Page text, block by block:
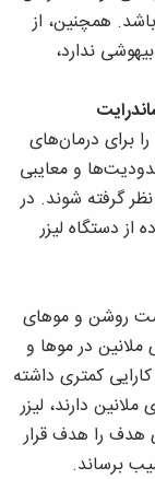
همچنین، از
ندارد،
را برای درمان‌های
و معایبی
گرفته شوند. در
دستگاه لیزر
روشن و موهای
در موها و
کمتری داشته
دارند، لیزر
هدف را هدف قرار
برساند.